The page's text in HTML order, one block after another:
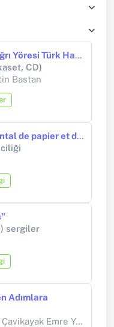
"Hesiko" isimli Ağrı Yöresi Türk Halk Müziği Eseri Tekli (Single) Çalışması
CD)
Bastan
Atelier expérimental de papier et de matériaux naturels
sergiler
Adımlara
Emre Yalçın Cem Çavikayak Emre Yolcu Yiğit Kocabıyık